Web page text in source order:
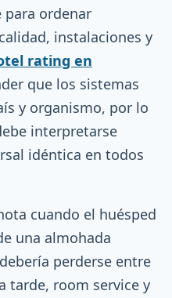
ordenar
instalaciones y
rating en
que los sistemas
y organismo, por lo
interpretarse
idéntica en todos
cuando el huésped
una almohada
perderse entre
tarde, room service y